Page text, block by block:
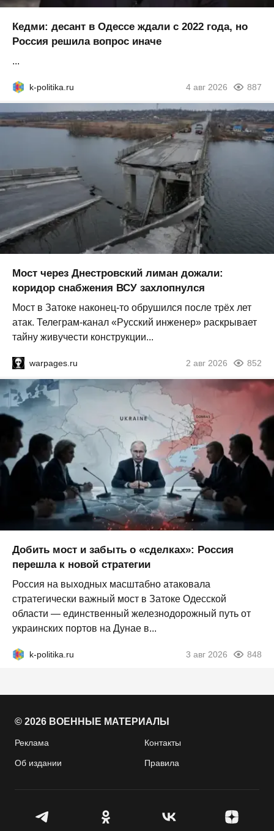
Кедми: десант в Одессе ждали с 2022 года, но
Россия решила вопрос иначе
...
k-politika.ru 4 авг 2026 887
Мост через Днестровский лиман дожали:
коридор снабжения ВСУ захлопнулся
Мост в Затоке наконец-то обрушился после трёх лет
атак. Телеграм-канал «Русский инженер» раскрывает
тайну живучести конструкции...
warpages.ru 2 авг 2026 852
Добить мост и забыть о «сделках»: Россия
перешла к новой стратегии
Россия на выходных масштабно атаковала
стратегически важный мост в Затоке Одесской
области — единственный железнодорожный путь от
украинских портов на Дунае в...
k-politika.ru 3 авг 2026 848
© 2026 ВОЕННЫЕ МАТЕРИАЛЫ
Реклама Контакты
Об издании Правила